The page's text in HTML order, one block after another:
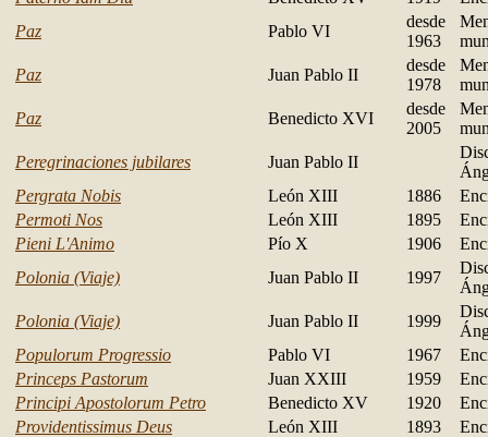
Paz
Pablo VI
desde
1963
Paz
Juan Pablo II
desde
1978
Paz
Benedicto XVI
desde
2005
Peregrinaciones jubilares
Juan Pablo II
Pergrata Nobis
León XIII 1886
Permoti Nos
León XIII 1895
Pieni L'Animo
Pío X 1906
Polonia (Viaje)
Juan Pablo II 1997
Polonia (Viaje)
Juan Pablo II 1999
Populorum Progressio
Pablo VI 1967
Princeps Pastorum
Juan XXIII 1959
Principi Apostolorum Petro
Benedicto XV 1920
Providentissimus Deus
León XIII 1893